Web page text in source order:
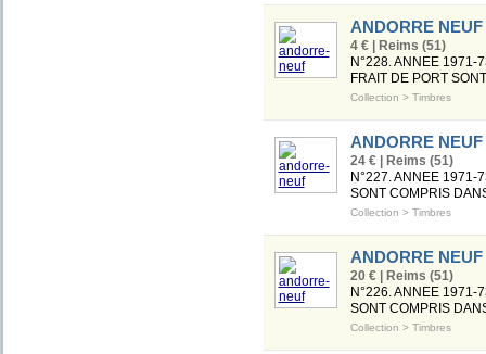
ANDORRE NEUF
4 € | Reims (51)
N°228. ANNEE 1971-
FRAIT DE PORT
Collection > Timbres
ANDORRE NEUF
24 € | Reims (51)
N°227. ANNEE 1971-
SONT COMPRIS
Collection > Timbres
ANDORRE NEUF
20 € | Reims (51)
N°226. ANNEE 1971-
SONT COMPRIS
Collection > Timbres